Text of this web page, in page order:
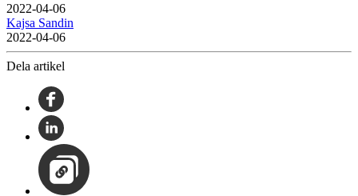
2022-04-06
Kajsa Sandin
2022-04-06
Dela artikel